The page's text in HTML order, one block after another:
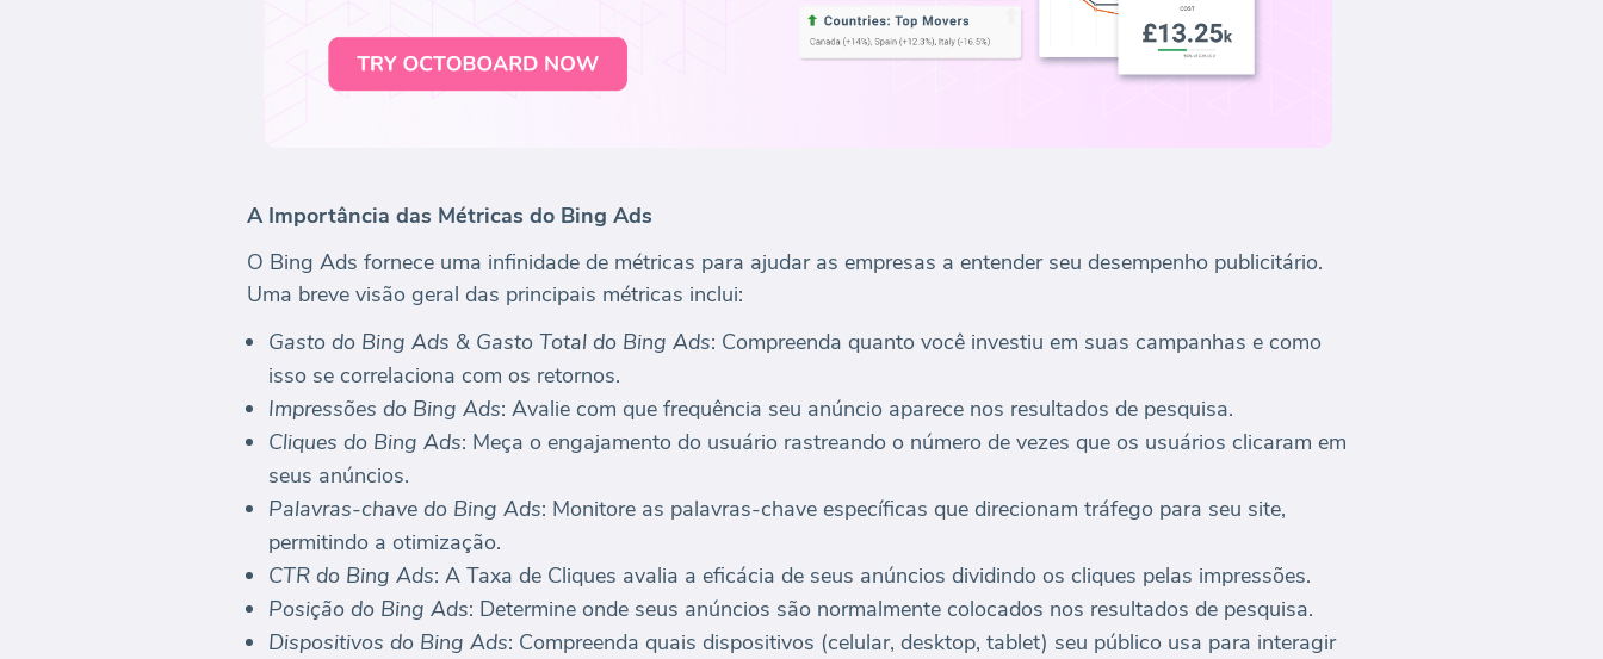
A Importância das Métricas do Bing Ads
O Bing Ads fornece uma infinidade de métricas para ajudar as empresas a entender seu desempenho publicitário.
Uma breve visão geral das principais métricas inclui:
Gasto do Bing Ads & Gasto Total do Bing Ads: Compreenda quanto você investiu em suas campanhas e como
isso se correlaciona com os retornos.
Impressões do Bing Ads: Avalie com que frequência seu anúncio aparece nos resultados de pesquisa.
Cliques do Bing Ads: Meça o engajamento do usuário rastreando o número de vezes que os usuários clicaram em
seus anúncios.
Palavras-chave do Bing Ads: Monitore as palavras-chave específicas que direcionam tráfego para seu site,
permitindo a otimização.
CTR do Bing Ads: A Taxa de Cliques avalia a eficácia de seus anúncios dividindo os cliques pelas impressões.
Posição do Bing Ads: Determine onde seus anúncios são normalmente colocados nos resultados de pesquisa.
Dispositivos do Bing Ads: Compreenda quais dispositivos (celular, desktop, tablet) seu público usa para interagir